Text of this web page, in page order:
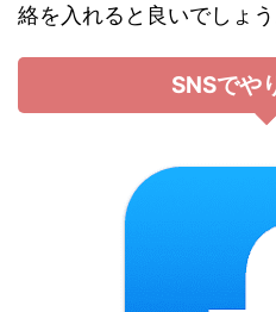
絡を入れると良いでしょう
SNSでや